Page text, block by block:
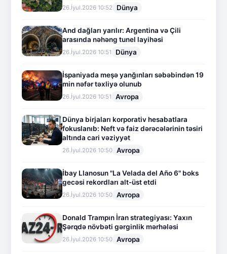
26.İyul.2026 10:52 Dünya
And dağları yarılır: Argentina və Çili
arasında nəhəng tunel layihəsi
26.İyul.2026 10:51 Dünya
İspaniyada meşə yanğınları səbəbindən 19
min nəfər təxliyə olunub
26.İyul.2026 10:51 Avropa
Dünya birjaları korporativ hesabatlara
fokuslanıb: Neft və faiz dərəcələrinin təsiri
altında cari vəziyyət
26.İyul.2026 10:50 Avropa
İbay Llanosun "La Velada del Año 6" boks
gecəsi rekordları alt-üst etdi
26.İyul.2026 10:50 Avropa
Donald Trampın İran strategiyası: Yaxın
Şərqdə növbəti gərginlik mərhələsi
26.İyul.2026 10:50 Avropa